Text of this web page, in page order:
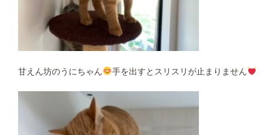
甘えん坊のうにちゃん 手を出すとスリスリが止まりません